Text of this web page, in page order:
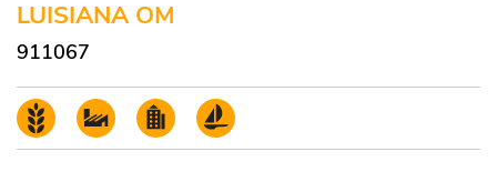
LUISIANA OM
911067